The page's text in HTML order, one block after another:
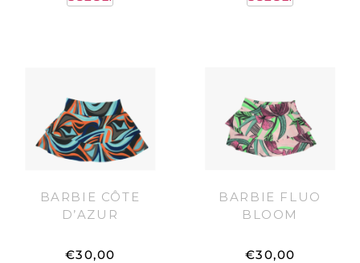
BARBIE CÔTE
D’AZUR
€30,00
BARBIE FLUO
BLOOM
€30,00